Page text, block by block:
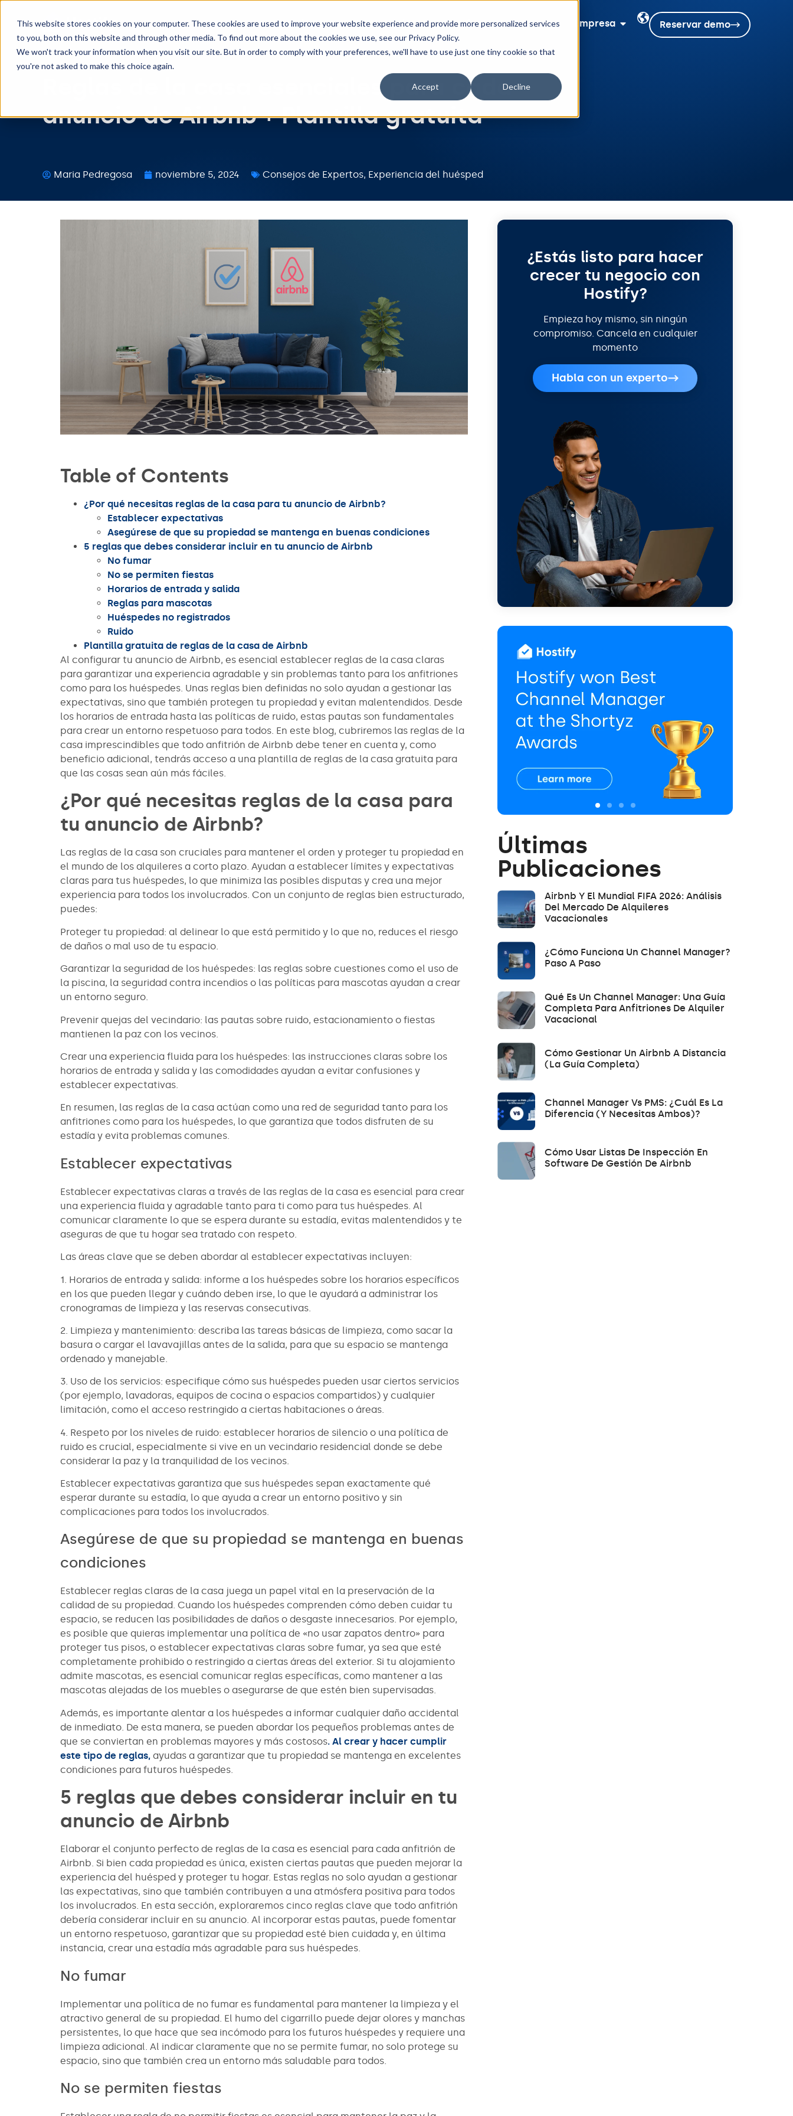
This website stores cookies on your computer. These cookies are used to improve your website experience and provide more personalized services
to you, both on this website and through other media. To find out more about the cookies we use, see our Privacy Policy.
We won't track your information when you visit our site. But in order to comply with your preferences, we'll have to use just one tiny cookie so that
you're not asked to make this choice again.
Accept Decline
Herramientas Integraciones Precios Recursos Empresa Reservar demo
Reglas de la casa esenciales para cada
anuncio de Airbnb + Plantilla gratuita
Maria Pedregosa noviembre 5, 2024 Consejos de Expertos, Experiencia del huésped
Table of Contents
¿Por qué necesitas reglas de la casa para tu anuncio de Airbnb?
Establecer expectativas
Asegúrese de que su propiedad se mantenga en buenas condiciones
5 reglas que debes considerar incluir en tu anuncio de Airbnb
No fumar
No se permiten fiestas
Horarios de entrada y salida
Reglas para mascotas
Huéspedes no registrados
Ruido
Plantilla gratuita de reglas de la casa de Airbnb
Al configurar tu anuncio de Airbnb, es esencial establecer reglas de la casa claras
para garantizar una experiencia agradable y sin problemas tanto para los anfitriones
como para los huéspedes. Unas reglas bien definidas no solo ayudan a gestionar las
expectativas, sino que también protegen tu propiedad y evitan malentendidos. Desde
los horarios de entrada hasta las políticas de ruido, estas pautas son fundamentales
para crear un entorno respetuoso para todos. En este blog, cubriremos las reglas de la
casa imprescindibles que todo anfitrión de Airbnb debe tener en cuenta y, como
beneficio adicional, tendrás acceso a una plantilla de reglas de la casa gratuita para
que las cosas sean aún más fáciles.
¿Por qué necesitas reglas de la casa para
tu anuncio de Airbnb?
Las reglas de la casa son cruciales para mantener el orden y proteger tu propiedad en
el mundo de los alquileres a corto plazo. Ayudan a establecer límites y expectativas
claras para tus huéspedes, lo que minimiza las posibles disputas y crea una mejor
experiencia para todos los involucrados. Con un conjunto de reglas bien estructurado,
puedes:
Proteger tu propiedad: al delinear lo que está permitido y lo que no, reduces el riesgo
de daños o mal uso de tu espacio.
Garantizar la seguridad de los huéspedes: las reglas sobre cuestiones como el uso de
la piscina, la seguridad contra incendios o las políticas para mascotas ayudan a crear
un entorno seguro.
Prevenir quejas del vecindario: las pautas sobre ruido, estacionamiento o fiestas
mantienen la paz con los vecinos.
Crear una experiencia fluida para los huéspedes: las instrucciones claras sobre los
horarios de entrada y salida y las comodidades ayudan a evitar confusiones y
establecer expectativas.
En resumen, las reglas de la casa actúan como una red de seguridad tanto para los
anfitriones como para los huéspedes, lo que garantiza que todos disfruten de su
estadía y evita problemas comunes.
Establecer expectativas
Establecer expectativas claras a través de las reglas de la casa es esencial para crear
una experiencia fluida y agradable tanto para ti como para tus huéspedes. Al
comunicar claramente lo que se espera durante su estadía, evitas malentendidos y te
aseguras de que tu hogar sea tratado con respeto.
Las áreas clave que se deben abordar al establecer expectativas incluyen:
1. Horarios de entrada y salida: informe a los huéspedes sobre los horarios específicos
en los que pueden llegar y cuándo deben irse, lo que le ayudará a administrar los
cronogramas de limpieza y las reservas consecutivas.
2. Limpieza y mantenimiento: describa las tareas básicas de limpieza, como sacar la
basura o cargar el lavavajillas antes de la salida, para que su espacio se mantenga
ordenado y manejable.
3. Uso de los servicios: especifique cómo sus huéspedes pueden usar ciertos servicios
(por ejemplo, lavadoras, equipos de cocina o espacios compartidos) y cualquier
limitación, como el acceso restringido a ciertas habitaciones o áreas.
4. Respeto por los niveles de ruido: establecer horarios de silencio o una política de
ruido es crucial, especialmente si vive en un vecindario residencial donde se debe
considerar la paz y la tranquilidad de los vecinos.
Establecer expectativas garantiza que sus huéspedes sepan exactamente qué
esperar durante su estadía, lo que ayuda a crear un entorno positivo y sin
complicaciones para todos los involucrados.
Asegúrese de que su propiedad se mantenga en buenas
condiciones
Establecer reglas claras de la casa juega un papel vital en la preservación de la
calidad de su propiedad. Cuando los huéspedes comprenden cómo deben cuidar tu
espacio, se reducen las posibilidades de daños o desgaste innecesarios. Por ejemplo,
es posible que quieras implementar una política de «no usar zapatos dentro» para
proteger tus pisos, o establecer expectativas claras sobre fumar, ya sea que esté
completamente prohibido o restringido a ciertas áreas del exterior. Si tu alojamiento
admite mascotas, es esencial comunicar reglas específicas, como mantener a las
mascotas alejadas de los muebles o asegurarse de que estén bien supervisadas.
Además, es importante alentar a los huéspedes a informar cualquier daño accidental
de inmediato. De esta manera, se pueden abordar los pequeños problemas antes de
que se conviertan en problemas mayores y más costosos. Al crear y hacer cumplir
este tipo de reglas, ayudas a garantizar que tu propiedad se mantenga en excelentes
condiciones para futuros huéspedes.
5 reglas que debes considerar incluir en tu
anuncio de Airbnb
Elaborar el conjunto perfecto de reglas de la casa es esencial para cada anfitrión de
Airbnb. Si bien cada propiedad es única, existen ciertas pautas que pueden mejorar la
experiencia del huésped y proteger tu hogar. Estas reglas no solo ayudan a gestionar
las expectativas, sino que también contribuyen a una atmósfera positiva para todos
los involucrados. En esta sección, exploraremos cinco reglas clave que todo anfitrión
debería considerar incluir en su anuncio. Al incorporar estas pautas, puede fomentar
un entorno respetuoso, garantizar que su propiedad esté bien cuidada y, en última
instancia, crear una estadía más agradable para sus huéspedes.
No fumar
Implementar una política de no fumar es fundamental para mantener la limpieza y el
atractivo general de su propiedad. El humo del cigarrillo puede dejar olores y manchas
persistentes, lo que hace que sea incómodo para los futuros huéspedes y requiere una
limpieza adicional. Al indicar claramente que no se permite fumar, no solo protege su
espacio, sino que también crea un entorno más saludable para todos.
No se permiten fiestas
¿Estás listo para hacer
crecer tu negocio con
Hostify?
Empieza hoy mismo, sin ningún
compromiso. Cancela en cualquier
momento
Habla con un experto
Últimas
Publicaciones
Airbnb Y El Mundial FIFA 2026: Análisis
Del Mercado De Alquileres
Vacacionales
¿Cómo Funciona Un Channel Manager?
Paso A Paso
Qué Es Un Channel Manager: Una Guía
Completa Para Anfitriones De Alquiler
Vacacional
Cómo Gestionar Un Airbnb A Distancia
(la Guía Completa)
Channel Manager Vs PMS: ¿Cuál Es La
Diferencia (y Necesitas Ambos)?
Cómo Usar Listas De Inspección En
Software De Gestión De Airbnb